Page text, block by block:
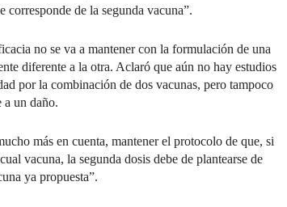
corresponde de la segunda vacuna”.
no se va a mantener con la formulación de una
diferente a la otra. Aclaró que aún no hay estudios
por la combinación de dos vacunas, pero tampoco
a un daño.
más en cuenta, mantener el protocolo de que, si
vacuna, la segunda dosis debe de plantearse de
ya propuesta”.